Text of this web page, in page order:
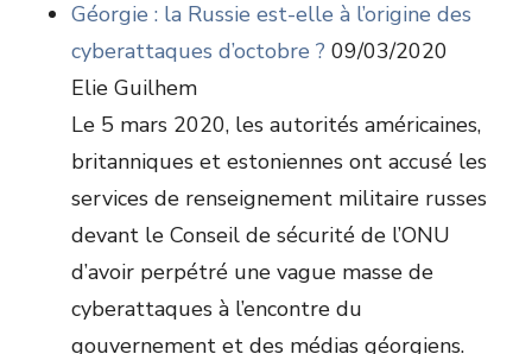
Géorgie : la Russie est-elle à l’origine des
cyberattaques d’octobre ? 09/03/2020
Elie Guilhem
Le 5 mars 2020, les autorités américaines,
britanniques et estoniennes ont accusé les
services de renseignement militaire russes
devant le Conseil de sécurité de l’ONU
d’avoir perpétré une vague masse de
cyberattaques à l’encontre du
gouvernement et des médias géorgiens.